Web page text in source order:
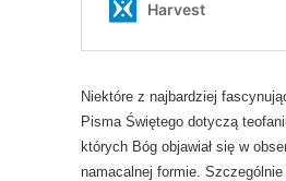
Niektóre z najbardziej
Pisma Świętego dotyczą
których Bóg objawiał się w
namacalnej formie.